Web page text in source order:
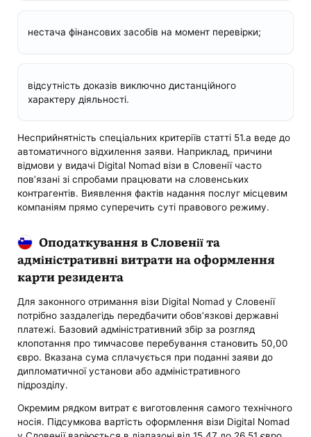
нестача фінансових засобів на момент перевірки;
відсутність доказів виключно дистанційного
характеру діяльності.
Несприйнятність спеціальних критеріїв статті 51.a веде до
автоматичного відхилення заяви. Наприклад, причини
відмови у видачі Digital Nomad візи в Словенії часто
пов’язані зі спробами працювати на словенських
контрагентів. Виявлення фактів надання послуг місцевим
компаніям прямо суперечить суті правового режиму.
Оподаткування в Словенії та
адміністративні витрати на оформлення
карти резидента
Для законного отримання візи Digital Nomad у Словенії
потрібно заздалегідь передбачити обов’язкові державні
платежі. Базовий адміністративний збір за розгляд
клопотання про тимчасове перебування становить 50,00
євро. Вказана сума сплачується при поданні заяви до
дипломатичної установи або адміністративного
підрозділу.
Окремим рядком витрат є виготовлення самого технічного
носія. Підсумкова вартість оформлення візи Digital Nomad